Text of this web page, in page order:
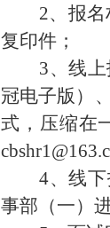
2、 报
复印件；
3、线
冠电子版）
式，压缩在
4、线
事部（一）